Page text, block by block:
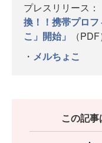
プレスリリース：
換！！携帯プロ
こ」開始」
（PDF
・ メルちょこ
この記